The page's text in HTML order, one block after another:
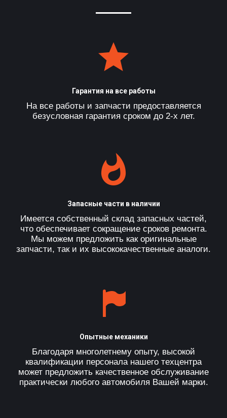
Гарантия на все работы
На все работы и запчасти предоставляется
безусловная гарантия сроком до 2-х лет.
Запасные части в наличии
Имеется собственный склад запасных частей,
что обеспечивает сокращение сроков ремонта.
Мы можем предложить как оригинальные
запчасти, так и их высококачественные аналоги.
Опытные механики
Благодаря многолетнему опыту, высокой
квалификации персонала нашего техцентра
может предложить качественное обслуживание
практически любого автомобиля Вашей марки.